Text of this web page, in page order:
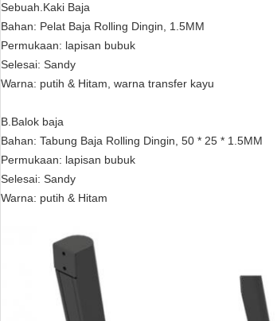
Sebuah.Kaki Baja
Bahan: Pelat Baja Rolling Dingin, 1.5MM
Permukaan: lapisan bubuk
Selesai: Sandy
Warna: putih & Hitam, warna transfer kayu
B.Balok baja
Bahan: Tabung Baja Rolling Dingin, 50 * 25 * 1.5MM
Permukaan: lapisan bubuk
Selesai: Sandy
Warna: putih & Hitam